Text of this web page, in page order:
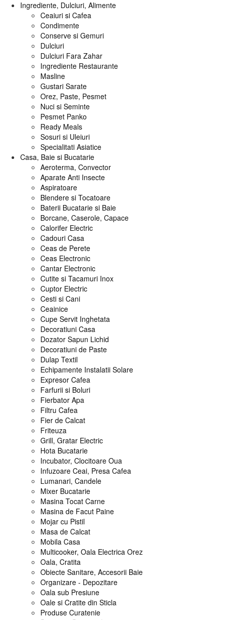
Ingrediente, Dulciuri, Alimente
Ceaiuri si Cafea
Condimente
Conserve si Gemuri
Dulciuri
Dulciuri Fara Zahar
Ingrediente Restaurante
Masline
Gustari Sarate
Orez, Paste, Pesmet
Nuci si Seminte
Pesmet Panko
Ready Meals
Sosuri si Uleiuri
Specialitati Asiatice
Casa, Baie si Bucatarie
Aeroterma, Convector
Aparate Anti Insecte
Aspiratoare
Blendere si Tocatoare
Baterii Bucatarie si Baie
Borcane, Caserole, Capace
Calorifer Electric
Cadouri Casa
Ceas de Perete
Ceas Electronic
Cantar Electronic
Cutite si Tacamuri Inox
Cuptor Electric
Cesti si Cani
Ceainice
Cupe Servit Inghetata
Decoratiuni Casa
Dozator Sapun Lichid
Decoratiuni de Paste
Dulap Textil
Echipamente Instalatii Solare
Expresor Cafea
Farfurii si Boluri
Fierbator Apa
Filtru Cafea
Fier de Calcat
Friteuza
Grill, Gratar Electric
Hota Bucatarie
Incubator, Clocitoare Oua
Infuzoare Ceai, Presa Cafea
Lumanari, Candele
Mixer Bucatarie
Masina Tocat Carne
Masina de Facut Paine
Mojar cu Pistil
Masa de Calcat
Mobila Casa
Multicooker, Oala Electrica Orez
Oala, Cratita
Obiecte Sanitare, Accesorii Baie
Organizare - Depozitare
Oala sub Presiune
Oale si Cratite din Sticla
Produse Curatenie